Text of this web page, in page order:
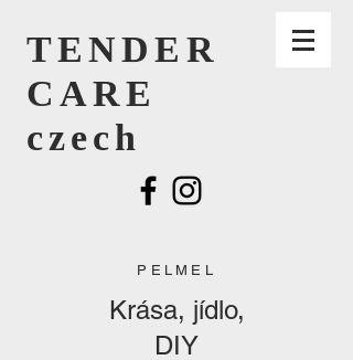
TENDER
CARE
czech
PELMEL
Krása, jídlo,
DIY